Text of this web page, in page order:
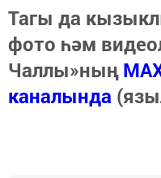
Тагы да
фото һәм
Чаллы»ның
каналында